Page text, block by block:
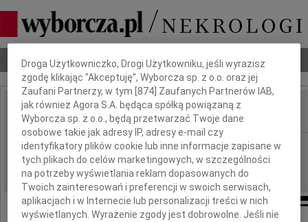
Nekrologi Odeszli Poradnik pogrzebowy
IMIĘ I NAZWISKO:
REGION: Kielce
DATA EMISJI: 23.11.2015
Dbamy o Twoją prywatność
Droga Użytkowniczko, Drogi Użytkowniku, jeśli wyrazisz
zgodę klikając "Akceptuję", Wyborcza sp. z o.o. oraz jej
Zaufani Partnerzy, w tym [874 ] Zaufanych Partnerów IAB,
jak również Agora S.A. będąca spółką powiązaną z
Wyborcza sp. z o.o., będą przetwarzać Twoje dane
osobowe takie jak adresy IP, adresy e-mail czy
identyfikatory plików cookie lub inne informacje zapisane w
tych plikach do celów marketingowych, w szczególności
na potrzeby wyświetlania reklam dopasowanych do
Twoich zainteresowań i preferencji w swoich serwisach,
aplikacjach i w Internecie lub personalizacji treści w nich
wyświetlanych. Wyrażenie zgody jest dobrowolne. Jeśli nie